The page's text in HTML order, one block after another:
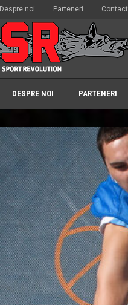
Despre noi Parteneri Contact
DESPRE NOI PARTENERI